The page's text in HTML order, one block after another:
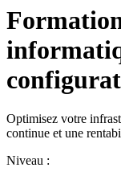
Optimisez votre
continue et une
Niveau :